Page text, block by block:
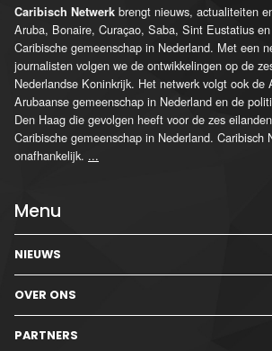
Caribisch Netwerk brengt nieuws, actualiteiten
Aruba, Bonaire, Curaçao, Saba, Sint Eustatius
Caribische gemeenschap in Nederland. Met een
journalisten volgen we de ontwikkelingen op de
Nederlandse Koninkrijk. Het netwerk volgt ook de
Arubaanse gemeenschap in Nederland en de
Den Haag die gevolgen heeft voor de zes
Caribische gemeenschap in Nederland. Caribisch
onafhankelijk. ...
Menu
NIEUWS
OVER ONS
PARTNERS